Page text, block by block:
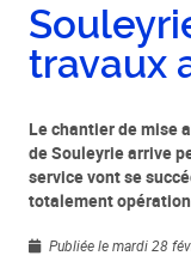
travaux
Le chantier de mise
de Souleyrie arrive
service vont se
totalement
Publiée le mardi 28